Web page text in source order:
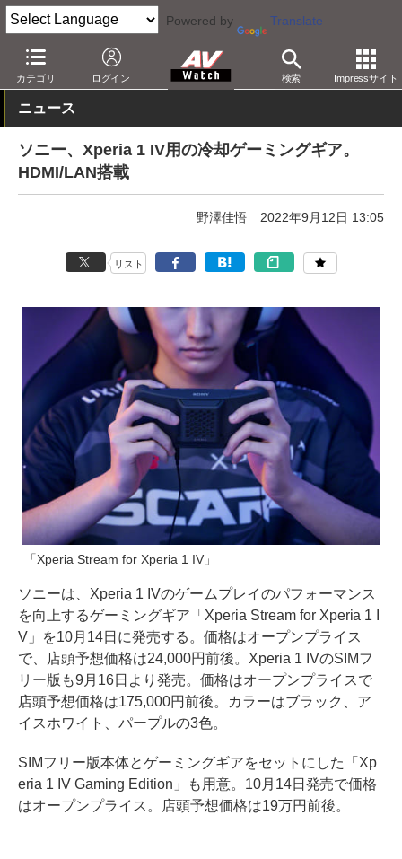
Powered by Translate
カテゴリ ログイン 検索 Impressサイト
AV Watch 製品 スマートフォン Xperia
ニュース
ソニー、Xperia 1 IV用の冷却ゲーミングギア。
HDMI/LAN搭載
野澤佳悟 2022年9月12日 13:05
リスト
「Xperia Stream for Xperia 1 IV」
ソニーは、Xperia 1 IVのゲームプレイのパフォーマンス
を向上するゲーミングギア「Xperia Stream for Xperia 1 I
V」を10月14日に発売する。価格はオープンプライス
で、店頭予想価格は24,000円前後。Xperia 1 IVのSIMフ
リー版も9月16日より発売。価格はオープンプライスで
店頭予想価格は175,000円前後。カラーはブラック、ア
イスホワイト、パープルの3色。
SIMフリー版本体とゲーミングギアをセットにした「Xp
eria 1 IV Gaming Edition」も用意。10月14日発売で価格
はオープンプライス。店頭予想価格は19万円前後。